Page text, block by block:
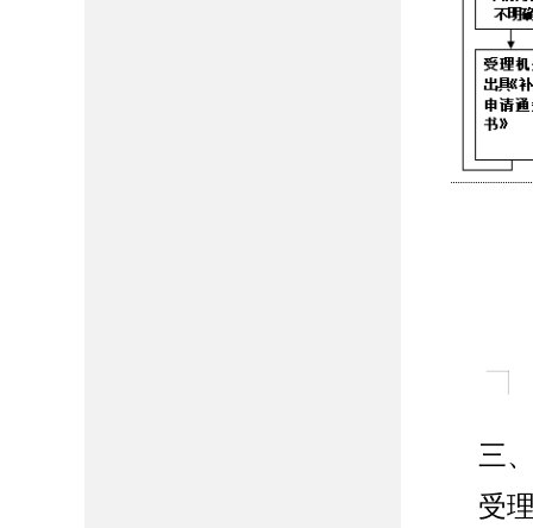
三
受